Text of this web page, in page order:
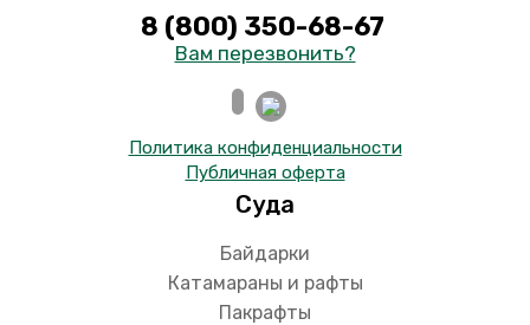
8 (800) 350-68-67
Вам перезвонить?
Политика конфиденциальности
Публичная оферта
Суда
Байдарки
Катамараны и рафты
Пакрафты